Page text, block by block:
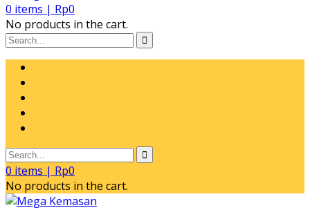
0 items | Rp0
No products in the cart.
0 items | Rp0
No products in the cart.